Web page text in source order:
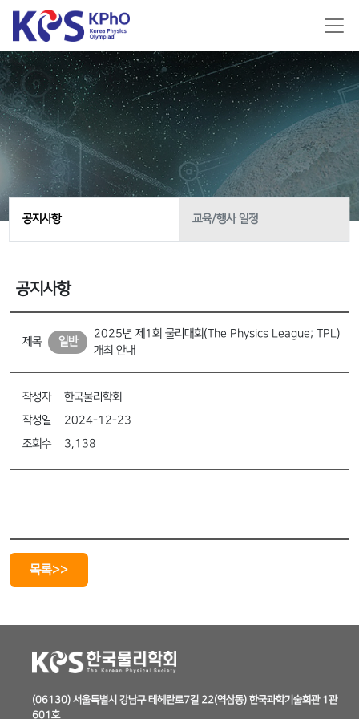
공지사항 교육/행사 일정
공지사항
제목 일반
2025년 제1회 물리대회(The Physics League; TPL)
개최 안내
작성자
한국물리학회
작성일
2024-12-23
조회수
3,138
목록>>
(06130) 서울특별시 강남구 테헤란로7길 22(역삼동) 한국과학기술회관 1관
601호